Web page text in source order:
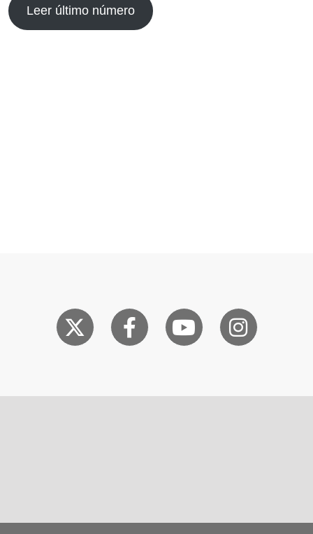
Leer último número